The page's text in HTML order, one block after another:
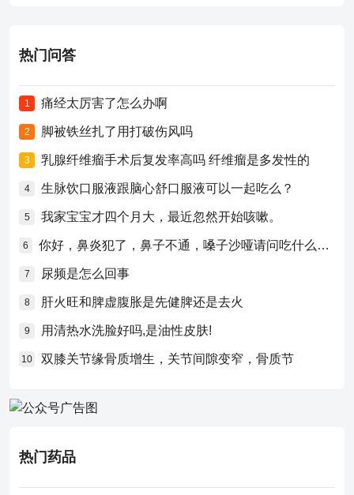
热门问答
1 痛经太厉害了怎么办啊
2 脚被铁丝扎了用打破伤风吗
3 乳腺纤维瘤手术后复发率高吗 纤维瘤是多发性的
4 生脉饮口服液跟脑心舒口服液可以一起吃么？
5 我家宝宝才四个月大，最近忽然开始咳嗽。
6 你好，鼻炎犯了，鼻子不通，嗓子沙哑请问吃什么药比较好？
7 尿频是怎么回事
8 肝火旺和脾虚腹胀是先健脾还是去火
9 用清热水洗脸好吗,是油性皮肤!
10 双膝关节缘骨质增生，关节间隙变窄，骨质节
热门药品